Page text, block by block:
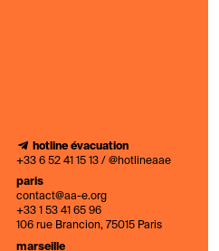
hotline évacuation
+33 6 52 41 15 13 / @hotlineaae
paris
contact@aa-e.org
+33 1 53 41 65 96
106 rue Brancion, 75015 Paris
marseille